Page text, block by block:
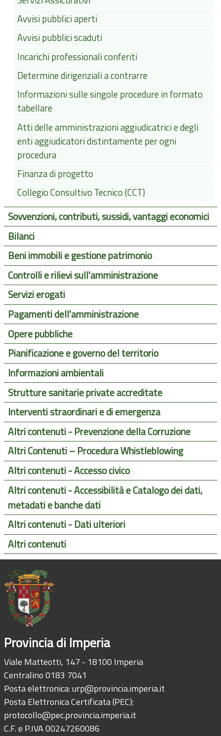
Avvisi pubblici aperti
Avvisi pubblici scaduti
Incarichi professionali conferiti
Determine dirigenziali a contrarre
Informazioni sulle singole procedure in formato
tabellare
Atti delle amministrazioni aggiudicatrici e degli
enti aggiudicatori distintamente per ogni
procedura
Finanza di progetto
Collegio Consultivo Tecnico (CCT)
Sovvenzioni, contributi, sussidi, vantaggi economici
Bilanci
Beni immobili e gestione patrimonio
Controlli e rilievi sull'amministrazione
Servizi erogati
Pagamenti dell'amministrazione
Opere pubbliche
Pianificazione e governo del territorio
Informazioni ambientali
Strutture sanitarie private accreditate
Interventi straordinari e di emergenza
Altri contenuti - Prevenzione della Corruzione
Altri Contenuti – Procedura Whistleblowing
Altri contenuti - Accesso civico
Altri contenuti - Accessibilità e Catalogo dei dati,
metadati e banche dati
Altri contenuti - Dati ulteriori
Altri contenuti
Provincia di Imperia
Viale Matteotti, 147 - 18100 Imperia
Centralino 0183 7041
Posta elettronica:urp@provincia.imperia.it
Posta Elettronica Certificata (PEC):
protocollo@pec.provincia.imperia.it
C.F. e P.IVA 00247260086